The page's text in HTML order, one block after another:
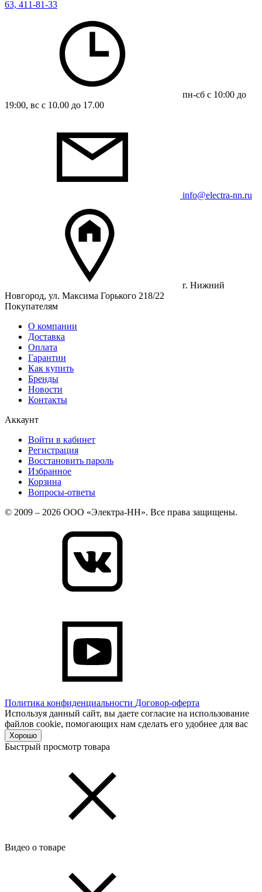
63, 411-81-33
пн-сб с 10:00 до
19:00, вс с 10.00 до 17.00
info@electra-nn.ru
г. Нижний
Новгород, ул. Максима Горького 218/22
Покупателям
О компании
Доставка
Оплата
Гарантии
Как купить
Бренды
Новости
Контакты
Аккаунт
Войти в кабинет
Регистрация
Восстановить пароль
Избранное
Корзина
Вопросы-ответы
© 2009 – 2026 ООО «Электра-НН». Все права защищены.
Политика конфиденциальности Договор-оферта
Используя данный сайт, вы даете согласие на использование
файлов cookie, помогающих нам сделать его удобнее для вас
Хорошо
Быстрый просмотр товара
Видео о товаре